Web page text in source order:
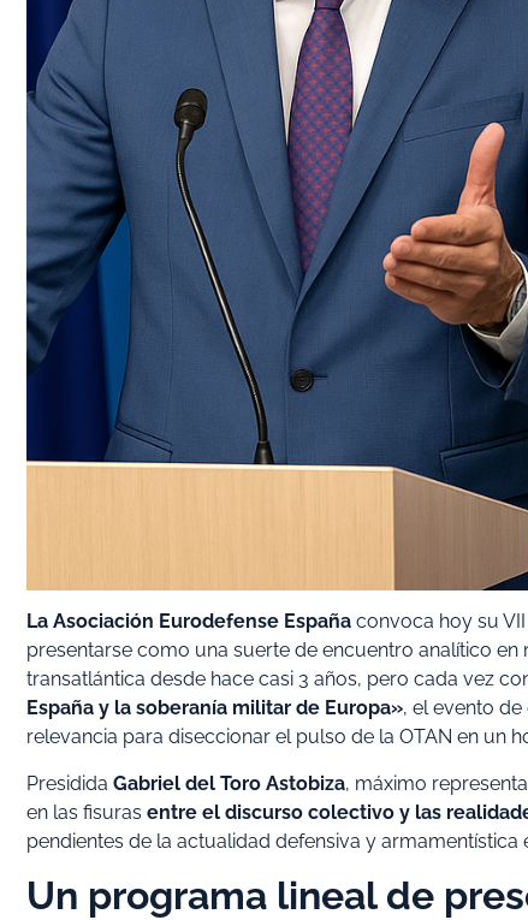
La Asociación Eurodefense España convoca hoy su
presentarse como una suerte de encuentro analítico
transatlántica desde hace casi 3 años, pero cada vez
España y la soberanía militar de Europa», el evento
relevancia para diseccionar el pulso de la OTAN en un
Presidida Gabriel del Toro Astobiza, máximo
en las fisuras entre el discurso colectivo y las
pendientes de la actualidad defensiva y
Un programa lineal de